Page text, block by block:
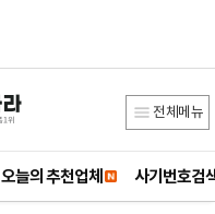
전체메뉴
오늘의 추천업체 사기번호검